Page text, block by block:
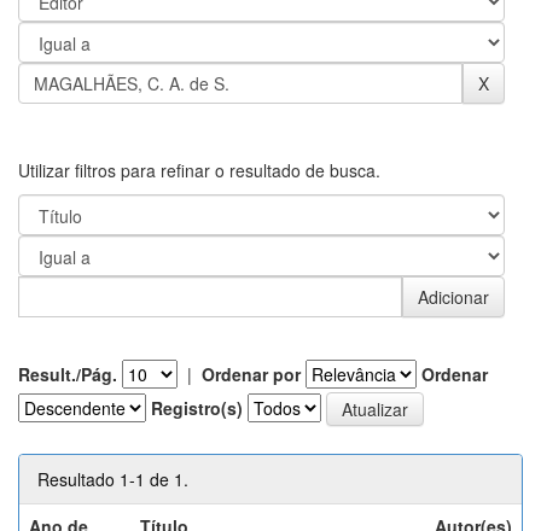
Utilizar filtros para refinar o resultado de busca.
Result./Pág. | Ordenar por
Ordenar
Registro(s)
Resultado 1-1 de 1.
Ano de
Título Autor(es)